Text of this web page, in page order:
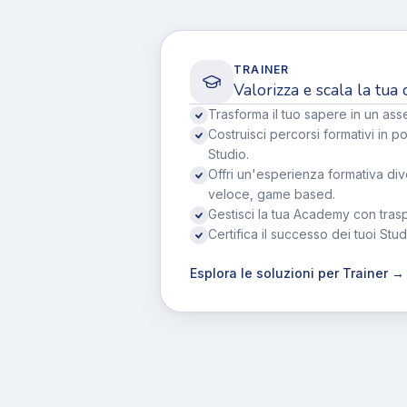
TRAINER
Valorizza e scala la tua
Trasforma il tuo sapere in un
Costruisci percorsi formativi in
Studio.
Offri un'esperienza formativa
veloce, game based.
Gestisci la tua Academy con
Certifica il successo dei tuoi
Esplora le soluzioni per Trainer →